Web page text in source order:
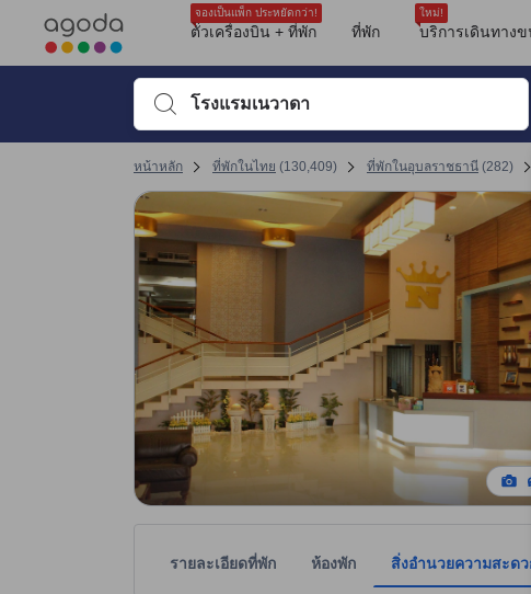
จองเป็นแพ็ก ประหยัดกว่า!
ตั๋วเครื่องบิน + ที่พัก ที่พัก
ใหม่!
บริการเดินทาง
พิมพ์ชื่อที่พักหรือคำที่ต้องการค้นหา จากนั้นใช้ปุ่มลูกศรหรือปุ่ม
หน้าหลัก ที่พักในไทย (130,409) ที่พักในอุบลราชธานี (282)
รายละเอียดที่พัก ห้องพัก สิ่งอำนวยความสะดว
รีวิวทั้งหมดของอโกด้ามาจากผู้เข้าพักจริง ซึ่งเขียนหลังจากการเดินทางไปเข้า
ความสะอาด 6.7 เต็ม 10 คะแนน
สิ่งอำนวยความสะดวก 6.4 เต็ม 10 คะแนน
ทำเลที่ตั้ง 7.5 เต็ม 10 คะแนน ถือว่าได้คะแนนสูงในอุบลราชธานี
ความสะดวกสบายและคุณภาพของห้องพัก 6.4 เต็ม 10 คะแนน
การให้บริการของพนักงาน 7 เต็ม 10 คะแนน
คุ้มค่ากับเงินที่จ่าย 7 เต็ม 10 คะแนน